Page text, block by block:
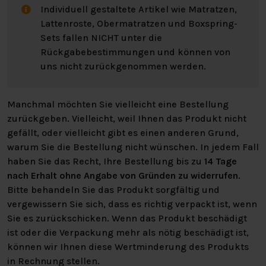
einer Seite ausgelegt und kann einfach gedreht werden
(Kopf- und Fußende vertauschen). So bleibt die
Matratze über Jahre in Bestform und der
Pflegeaufwand wird minimiert.
In all unseren Geschäften finden Sie die Bodyprint
Wave und die Bodyprint Pure Matratzen in zwei
Härtegraden. Besuchen Sie uns gerne in einem unserer
Geschäfte.
WARUM DIE BODYPRINT WAVE
MATRATZE WÄHLEN?
Suchen Sie eine Matratze, die innovativ, komfortabel
und unterstützend ist? Die Bodyprint Wave Matratze
bietet Ihnen alles, was Sie für einen perfekten Schlaf
Individuell gestaltete Artikel wie Matratzen,
Lattenroste, Obermatratzen und Boxspring-
Sets fallen NICHT unter die
Rückgabebestimmungen und können von
uns nicht zurückgenommen werden.
Manchmal möchten Sie vielleicht eine Bestellung
zurückgeben. Vielleicht, weil Ihnen das Produkt nicht
gefällt, oder vielleicht gibt es einen anderen Grund,
warum Sie die Bestellung nicht wünschen. In jedem Fall
haben Sie das Recht, Ihre Bestellung bis zu 14 Tage
nach Erhalt ohne Angabe von Gründen zu widerrufen.
Bitte behandeln Sie das Produkt sorgfältig und
vergewissern Sie sich, dass es richtig verpackt ist, wenn
Sie es zurückschicken. Wenn das Produkt beschädigt
ist oder die Verpackung mehr als nötig beschädigt ist,
können wir Ihnen diese Wertminderung des Produkts
in Rechnung stellen.